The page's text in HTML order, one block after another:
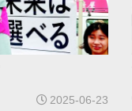
2025-06-23